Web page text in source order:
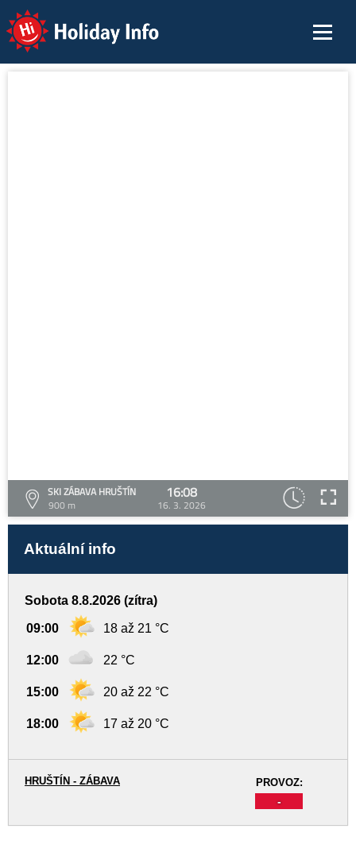
Holiday Info
SKI ZÁBAVA HRUŠTÍN
900 m
16:08
16. 3. 2026
Aktuální info
Sobota 8.8.2026 (zítra)
09:00 18 až 21 °C
12:00 22 °C
15:00 20 až 22 °C
18:00 17 až 20 °C
PROVOZ:
-
HRUŠTÍN - ZÁBAVA